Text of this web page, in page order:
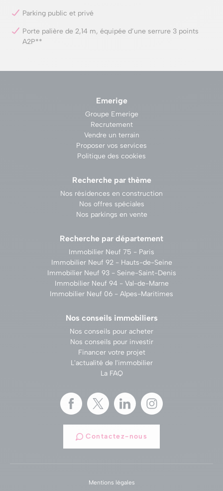
Parking public et privé
Porte palière de 2,14 m, équipée d’une serrure 3 points
A2P**
Emerige
Groupe Emerige
Recrutement
Vendre un terrain
Proposer vos services
Politique des cookies
Recherche par thème
Nos résidences en construction
Nos offres spéciales
Nos parkings en vente
Recherche par département
Immobilier Neuf 75 - Paris
Immobilier Neuf 92 - Hauts-de-Seine
Immobilier Neuf 93 - Seine-Saint-Denis
Immobilier Neuf 94 - Val-de-Marne
Immobilier Neuf 06 - Alpes-Maritimes
Nos conseils immobiliers
Nos conseils pour acheter
Nos conseils pour investir
Financer votre projet
L'actualité de l'immobilier
La FAQ
Contactez-nous
Mentions légales